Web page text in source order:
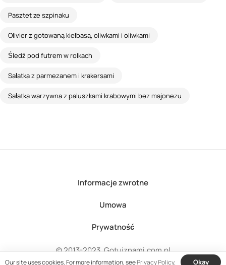
Pasztet ze szpinaku
Olivier z gotowaną kiełbasą, oliwkami i oliwkami
Śledź pod futrem w rolkach
Sałatka z parmezanem i krakersami
Sałatka warzywna z paluszkami krabowymi bez majonezu
© 2013-2023, Gotujznami.com.pl
Informacje zwrotne
Umowa
Prywatność
Our site uses cookies. For more information, seePrivacy Policy. Okay